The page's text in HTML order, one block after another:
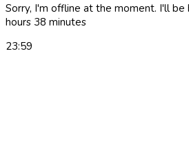
Sorry, I'm offline at the moment. I'll
hours 38 minutes
23:59